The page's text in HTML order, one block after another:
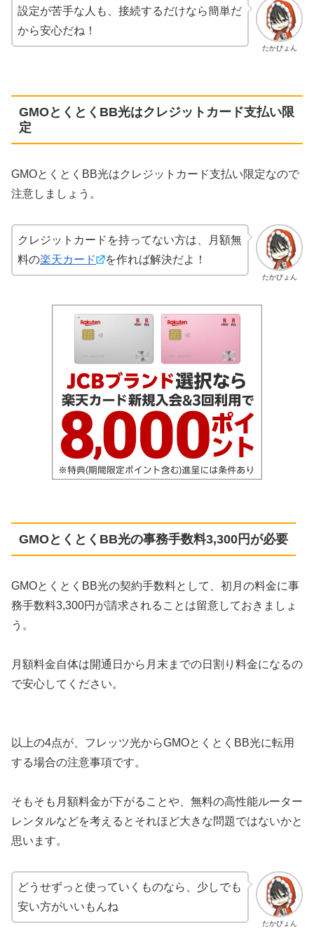
たかぴょん
設定が苦手な人も、接続するだけなら簡単だ
から安心だね！
GMOとくとくBB光はクレジットカード支払い限
定
GMOとくとくBB光はクレジットカード支払い限定なので
注意しましょう。
たかぴょん
クレジットカードを持ってない方は、月額無
料の楽天カード を作れば解決だよ！
GMOとくとくBB光の事務手数料3,300円が必要
GMOとくとくBB光の契約手数料として、初月の料金に事
務手数料3,300円が請求されることは留意しておきましょ
う。
月額料金自体は開通日から月末までの日割り料金になるの
で安心してください。
以上の4点が、フレッツ光からGMOとくとくBB光に転用
する場合の注意事項です。
そもそも月額料金が下がることや、無料の高性能ルーター
レンタルなどを考えるとそれほど大きな問題ではないかと
思います。
たかぴょん
どうせずっと使っていくものなら、少しでも
安い方がいいもんね